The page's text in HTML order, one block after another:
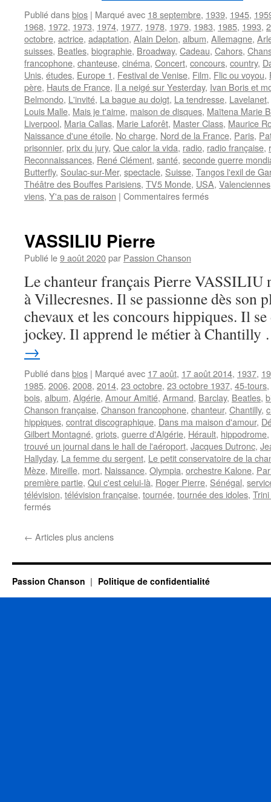
Publié dansbios | Marqué avec 18 septembre, 1939, 1945,
1968, 1972, 1973, 1974, 1977, 1978, 1979, 1983, 1985, 1993,
octobre, actrice, adaptation, Alain Delon, album, Allemagne,
suisses, Beatles, biographie, Broadway, Cadeau, Cahors,
francophone, chanteuse, cinéma, Concert, concours, country,
Unis, études, Europe 1, Festival de Venise, Film, Flic ou voyou,
père, Hauts de France, Il a neigé sur Yesterday, Ivan Boris et
Belmondo, L'invité, La bague au doigt, La tendresse, Lavelanet,
Louis Malle, Mais je t'aime, maison de disques, Maïtena Marie
Liverpool, Maria Callas, Marie Laforêt, Master Class, Maurice
Naissance d'une étoile, No charge, Nord de la France, Paris,
prisonnier, prix du jury, Que calor la vida, radio, radio française,
Reconnaissances, René Clément, santé, seconde guerre
Butterfly, Soulac-sur-Mer, spectacle, Suisse, Tangos l'exil de
Théâtre des Bouffes Parisiens, TV5 Monde, USA, Valenciennes
viens, Y'a pas de raison | Commentaires ferméssur
VASSILIU Pierre
Publié le9 août 2020par Passion Chanson
Le chanteur français Pierre VASSILIU
à Villecresnes. Il se passionne dès son
chevaux et les concours hippiques. Il
jockey. Il apprend le métier à
→
Publié dansbios | Marqué avec 17 août, 17 août 2014, 1937,
1985, 2006, 2008, 2014, 23 octobre, 23 octobre 1937, 45-tours,
bois, album, Algérie, Amour Amitié, Armand, Barclay, Beatles,
Chanson française, Chanson francophone, chanteur, Chantilly,
hippiques, contrat discographique, Dans ma maison d'amour,
Gilbert Montagné, griots, guerre d'Algérie, Hérault, hippodrome,
trouvé un journal dans le hall de l'aéroport, Jacques Dutronc,
Hallyday, La femme du sergent, Le petit conservatoire de la
Mèze, Mireille, mort, Naissance, Olympia, orchestre Kalone,
première partie, Qui c'est celui-là, Roger Pierre, Sénégal,
télévision, télévision française, tournée, tournée des idoles,
ferméssur
← Articles plus anciens
Passion Chanson Politique de confidentialité